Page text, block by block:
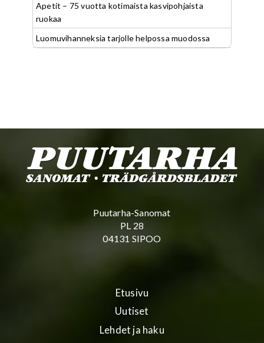
Apetit – 75 vuotta kotimaista kasvipohjaista
ruokaa
Luomuvihanneksia tarjolle helpossa muodossa
Puutarha-Sanomat
PL 28
04131 SIPOO
Etusivu
Uutiset
Lehdet ja haku